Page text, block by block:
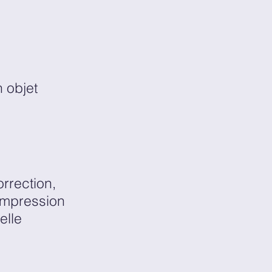
objet